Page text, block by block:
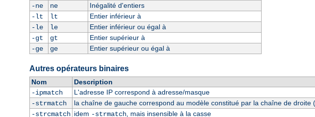
-ne
ne
Inégalité d'entiers
-lt
lt
Entier inférieur à
-le
le
Entier inférieur ou égal à
-gt
gt
Entier supérieur à
-ge
ge Entier supérieur ou égal à
Autres opérateurs binaires
Nom
Description
-ipmatch
L'adresse IP correspond à adresse/masque
-strmatch
la chaîne de gauche correspond au modèle constitué par la chaîne de
-strcmatch idem -strmatch, mais insensible à la casse